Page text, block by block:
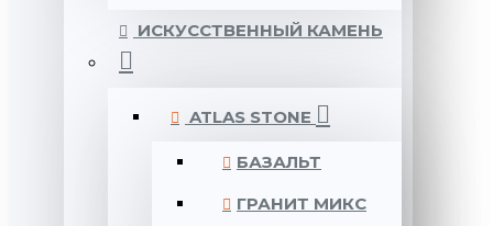
ИСКУССТВЕННЫЙ КАМЕНЬ
ATLAS STONE
БАЗАЛЬТ
ГРАНИТ МИКС